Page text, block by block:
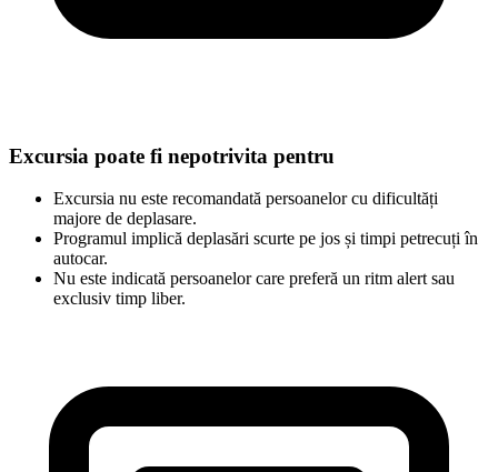
Excursia poate fi nepotrivita pentru
Excursia nu este recomandată persoanelor cu dificultăți
majore de deplasare.
Programul implică deplasări scurte pe jos și timpi petrecuți în
autocar.
Nu este indicată persoanelor care preferă un ritm alert sau
exclusiv timp liber.